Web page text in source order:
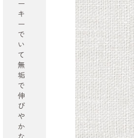
ー
キ
ー
で
い
て
無
垢
で
伸
び
や
か